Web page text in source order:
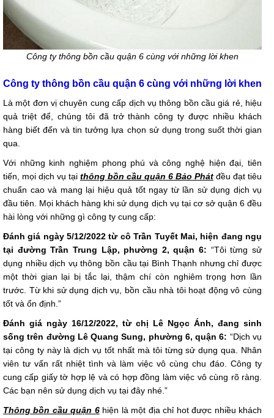
Công ty thông bồn cầu quận 6 cùng với những lời khen
Công ty thông bồn cầu quận 6 cùng với những lời khen
Là một đơn vị chuyên cung cấp dịch vụ thông bồn cầu giá rẻ, hiệu
quả triệt để, chúng tôi đã trở thành công ty được nhiều khách
hàng biết đến và tin tưởng lựa chọn sử dụng trong suốt thời gian
qua.
Với những kinh nghiệm phong phú và công nghệ hiện đại, tiên
tiến, mọi dịch vụ tại thông bồn cầu quận 6 Bảo Phát đều đạt tiêu
chuẩn cao và mang lại hiệu quả tốt ngay từ lần sử dụng dịch vụ
đầu tiên. Mọi khách hàng khi sử dụng dịch vụ tại cơ sở quận 6 đều
hài lòng với những gì công ty cung cấp:
Đánh giá ngày 5/12/2022 từ cô Trần Tuyết Mai, hiện đang ngụ
tại đường Trần Trung Lập, phường 2, quận 6: “Tôi từng sử
dụng nhiều dịch vụ thông bồn cầu tại Bình Thạnh nhưng chỉ được
một thời gian lại bị tắc lại, thậm chí còn nghiêm trọng hơn lần
trước. Từ khi sử dụng dịch vụ, bồn cầu nhà tôi hoạt động vô cùng
tốt và ổn định.”
Đánh giá ngày 16/12/2022, từ chị Lê Ngọc Ánh, đang sinh
sống trên đường Lê Quang Sung, phường 6, quận 6: “Dịch vụ
tại công ty này là dịch vụ tốt nhất mà tôi từng sử dụng qua. Nhân
viên tư vấn rất nhiệt tình và làm việc vô cùng chu đáo. Công ty
cung cấp giấy tờ hợp lệ và có hợp đồng làm việc vô cùng rõ ràng.
Các bạn nên sử dụng dịch vụ tại đây nhé.”
Thông bồn cầu quận 6hiện là một địa chỉ hot được nhiều khách